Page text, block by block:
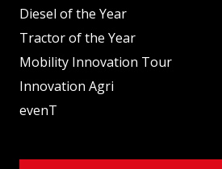
Diesel of the Year
Tractor of the Year
Mobility Innovation Tour
Innovation Agri
evenT